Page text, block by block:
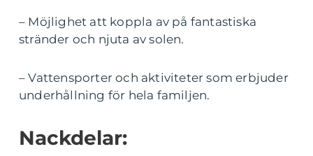
– Möjlighet att koppla av på fantastiska
stränder och njuta av solen.
– Vattensporter och aktiviteter som erbjuder
underhållning för hela familjen.
Nackdelar: